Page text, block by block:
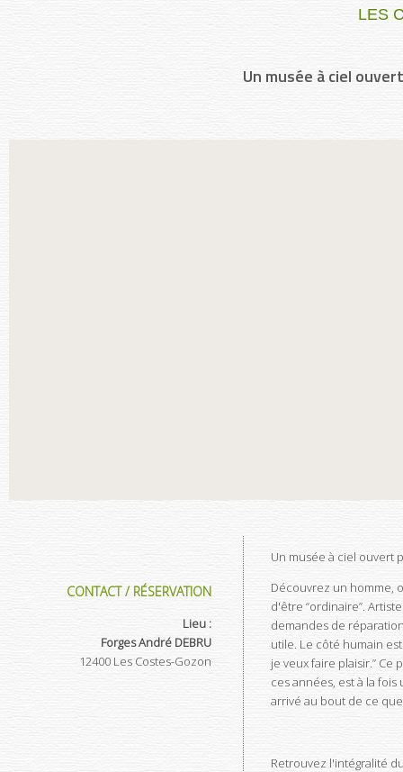
LES
Un musée à ciel
CONTACT / RÉSERVATION
Lieu :
Forges André DEBRU
12400 Les Costes-Gozon
Un musée à ciel ouvert
Découvrez un homme,
d'être “ordinaire”.
demandes de
utile. Le côté humain
je veux faire plaisir.”
ces années, est à la
arrivé au bout de ce
Retrouvez l'intégralité